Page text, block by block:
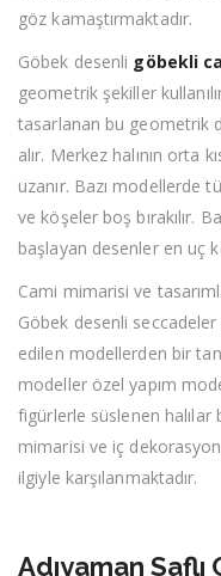
göz kamaştırmaktadır.
Göbek desenli göbekli
geometrik şekiller
tasarlanan bu geometrik
alır. Merkez halının orta
uzanır. Bazı modellerde
ve köşeler boş bırakılır.
başlayan desenler en uç
Cami mimarisi ve
Göbek desenli
edilen modellerden bir
modeller özel yapım
figürlerle süslenen
mimarisi ve iç
ilgiyle karşılanmaktadır.
Adıyaman Saflı